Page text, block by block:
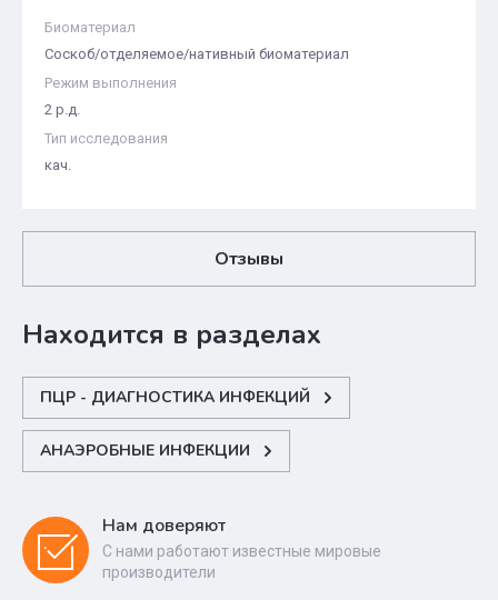
Биоматериал
Соскоб/отделяемое/нативный биоматериал
Режим выполнения
2 р.д.
Тип исследования
кач.
Отзывы
Находится в разделах
ПЦР - ДИАГНОСТИКА ИНФЕКЦИЙ
АНАЭРОБНЫЕ ИНФЕКЦИИ
Нам доверяют
С нами работают известные мировые
производители